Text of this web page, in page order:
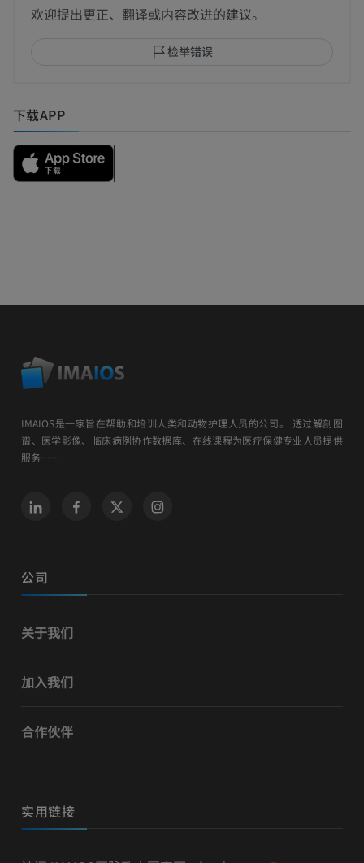
欢迎提出更正、翻译或内容改进的建议。
检举错误
下载APP
IMAIOS是一家旨在帮助和培训人类和动物护理人员的公司。 透过解剖图
谱、医学影像、临床病例协作数据库、在线课程为医疗保健专业人员提供
服务……
公司
关于我们
加入我们
合作伙伴
实用链接